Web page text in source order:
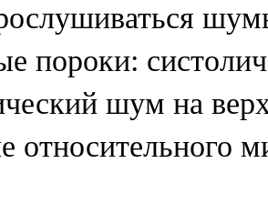
пороки:
шум на
относительного